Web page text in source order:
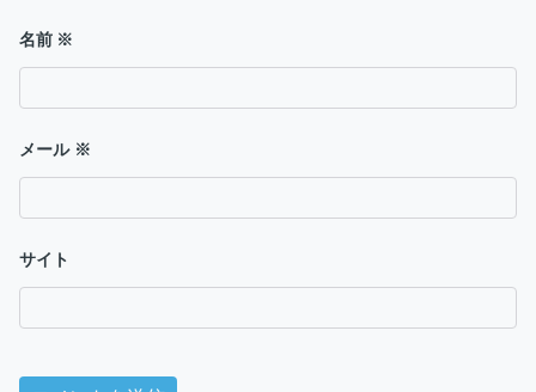
名前 ※
メール ※
サイト